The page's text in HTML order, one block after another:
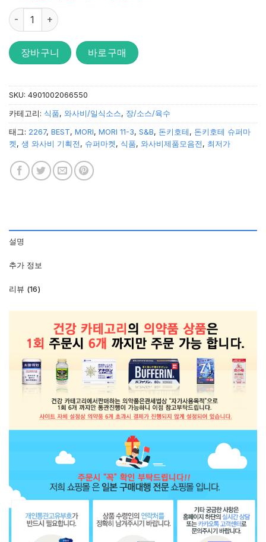
S&B 오로시(갈아놓은) 생와사비 43g 일식소스 수량
장바구니 바로구매
SKU: 4901002066550
카테고리: 식품, 와사비/일식소스, 장/소스/육수
태그: 2267, BEST, MORI, MORI 11-3, S&B, 돈키호테 , 돈키호테 슈퍼마
켓 , 생 와사비 기획전 , 슈퍼마켓 , 식품, 와사비제품모음전 , 최저가
설명
추가 정보
리뷰 (16)